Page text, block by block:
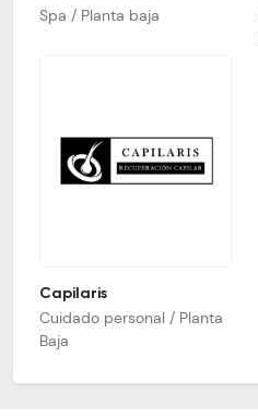
Spa / Planta baja
Capilaris
Cuidado personal / Planta
Baja